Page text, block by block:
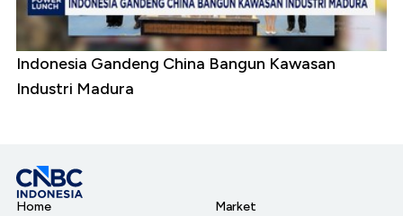
Indonesia Gandeng China Bangun Kawasan
Industri Madura
Home
Market